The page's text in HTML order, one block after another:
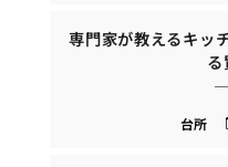
専門家が教えるキッ
る
台所